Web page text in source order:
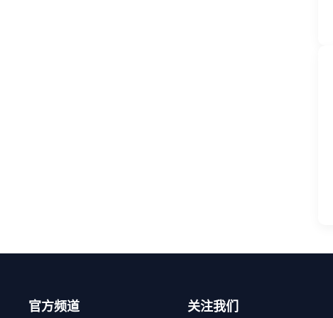
官方频道 关注我们